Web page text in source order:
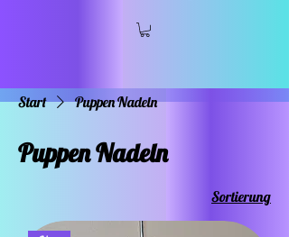
Start Puppen Nadeln
Puppen Nadeln
Sortierung